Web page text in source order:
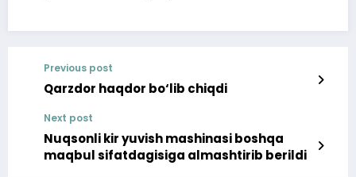
Previous post
Qarzdor haqdor bo‘lib chiqdi
Next post
Nuqsonli kir yuvish mashinasi boshqa
maqbul sifatdagisiga almashtirib berildi